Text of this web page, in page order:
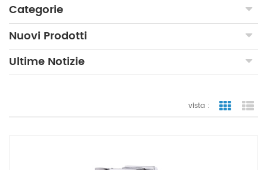
Categorie
Nuovi Prodotti
Ultime Notizie
vista : vista a